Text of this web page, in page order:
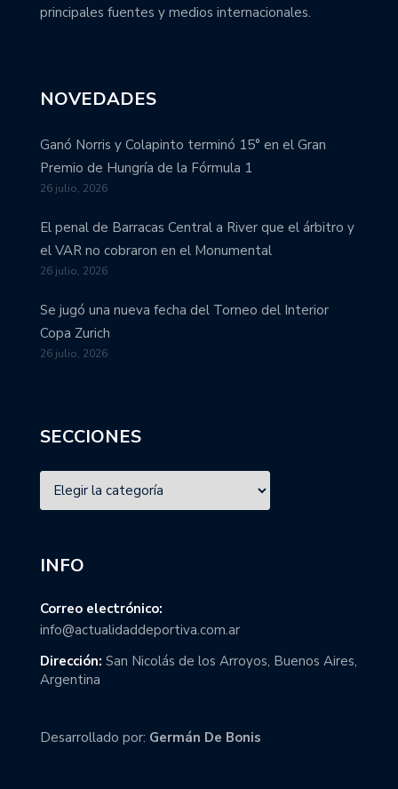
principales fuentes y medios internacionales.
NOVEDADES
Ganó Norris y Colapinto terminó 15° en el Gran
Premio de Hungría de la Fórmula 1
26 julio, 2026
El penal de Barracas Central a River que el árbitro y
el VAR no cobraron en el Monumental
26 julio, 2026
Se jugó una nueva fecha del Torneo del Interior
Copa Zurich
26 julio, 2026
SECCIONES
INFO
Correo electrónico:
info@actualidaddeportiva.com.ar
Dirección: San Nicolás de los Arroyos, Buenos Aires,
Argentina
Desarrollado por: Germán De Bonis